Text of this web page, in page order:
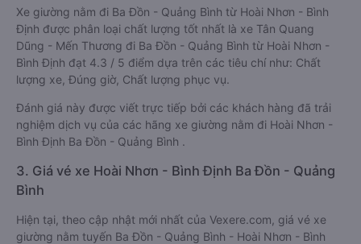
Xe giường nằm đi Ba Đồn - Quảng Bình từ Hoài Nhơn - Bình
Định được phân loại chất lượng tốt nhất là xe Tân Quang
Dũng - Mến Thương đi Ba Đồn - Quảng Bình từ Hoài Nhơn -
Bình Định đạt 4.3 / 5 điểm dựa trên các tiêu chí như: Chất
lượng xe, Đúng giờ, Chất lượng phục vụ.
Đánh giá này được viết trực tiếp bởi các khách hàng đã trải
nghiệm dịch vụ của các hãng xe giường nằm đi Hoài Nhơn -
Bình Định Ba Đồn - Quảng Bình .
3. Giá vé xe Hoài Nhơn - Bình Định Ba Đồn - Quảng
Bình
Hiện tại, theo cập nhật mới nhất của Vexere.com, giá vé xe
giường nằm tuyến Ba Đồn - Quảng Bình - Hoài Nhơn - Bình